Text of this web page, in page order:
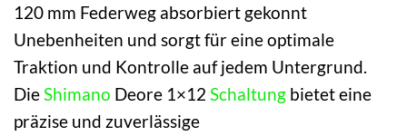
120 mm Federweg absorbiert gekonnt
Unebenheiten und sorgt für eine optimale
Traktion und Kontrolle auf jedem Untergrund.
DieShimano Deore 1×12 Schaltung bietet eine
präzise und zuverlässige